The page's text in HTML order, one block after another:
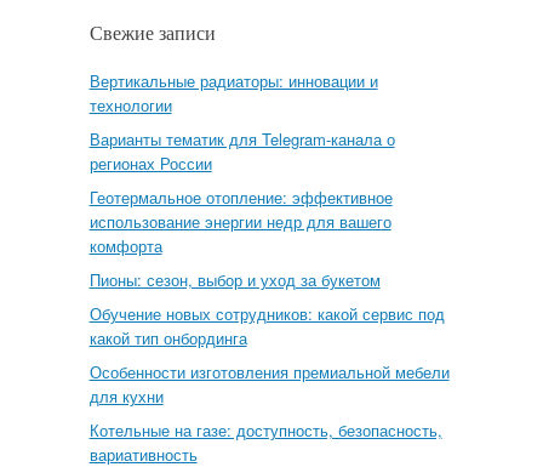
Свежие записи
Вертикальные радиаторы: инновации и
технологии
Варианты тематик для Telegram-канала о
регионах России
Геотермальное отопление: эффективное
использование энергии недр для вашего
комфорта
Пионы: сезон, выбор и уход за букетом
Обучение новых сотрудников: какой сервис под
какой тип онбординга
Особенности изготовления премиальной мебели
для кухни
Котельные на газе: доступность, безопасность,
вариативность